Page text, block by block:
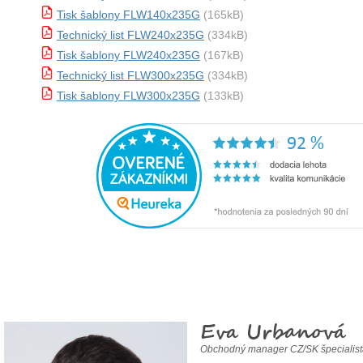
Tisk šablony FLW140x235G (165kB)
Technický list FLW240x235G (334kB)
Tisk šablony FLW240x235G (167kB)
Technický list FLW300x235G (334kB)
Tisk šablony FLW300x235G (133kB)
Eva Urbanová
Obchodný manager CZ/SK